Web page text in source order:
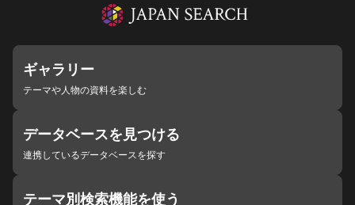
ギャラリー
テーマや人物の資料を楽しむ
データベースを見つける
連携しているデータベースを探す
テーマ別検索機能を使う